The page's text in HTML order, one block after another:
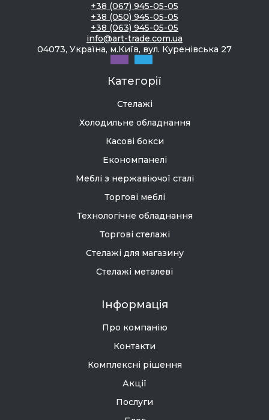
+38 (067) 945-05-05
+38 (050) 945-05-05
+38 (063) 945-05-05
info@art-trade.com.ua
04073, Україна, м.Київ, вул. Куренівська 27
Категорії
Стелажі
Холодильне обладнання
Касові бокси
Економпанелі
Меблі з нержавіючої сталі
Торгові меблі
Технологічне обладнання
Торгові стелажі
Стелажі для магазину
Стелажі металеві
Інформація
Про компанію
Контакти
Комплексні рішення
Акції
Послуги